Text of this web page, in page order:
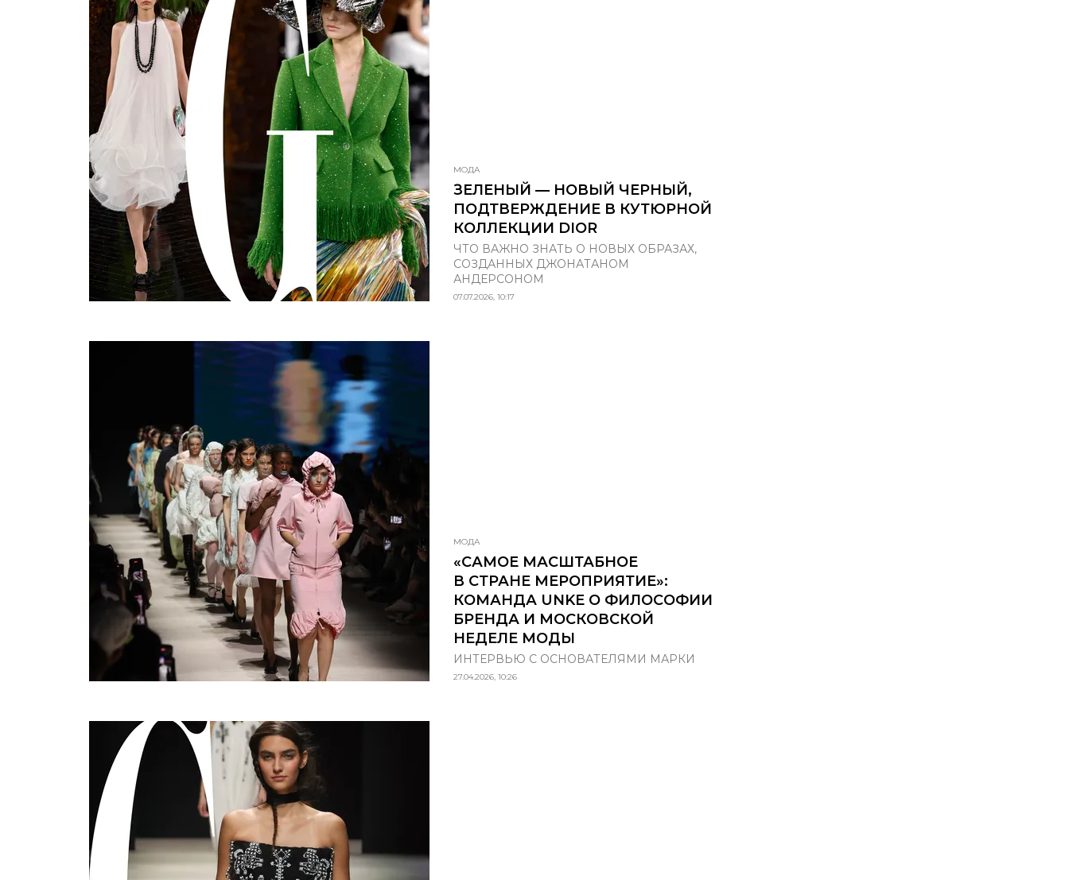
МОДА
ЗЕЛЕНЫЙ — НОВЫЙ ЧЕРНЫЙ,
ПОДТВЕРЖДЕНИЕ В КУТЮРНОЙ
КОЛЛЕКЦИИ DIOR
ЧТО ВАЖНО ЗНАТЬ О НОВЫХ ОБРАЗАХ,
СОЗДАННЫХ ДЖОНАТАНОМ
АНДЕРСОНОМ
07.07.2026, 10:17
МОДА
«САМОЕ МАСШТАБНОЕ
В СТРАНЕ МЕРОПРИЯТИЕ»:
КОМАНДА UNKE О ФИЛОСОФИИ
БРЕНДА И МОСКОВСКОЙ
НЕДЕЛЕ МОДЫ
ИНТЕРВЬЮ С ОСНОВАТЕЛЯМИ МАРКИ
27.04.2026, 10:26